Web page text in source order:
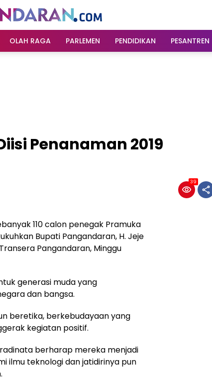
OLAH RAGA PARLEMEN PENDIDIKAN PESANTREN
Penanaman 2019
39
110 calon penegak Pramuka
Bupati Pangandaran, H. Jeje
Pangandaran, Minggu
generasi muda yang
dan bangsa.
beretika, berkebudayaan yang
kegiatan positif.
berharap mereka menjadi
ilmu teknologi dan jatidirinya pun